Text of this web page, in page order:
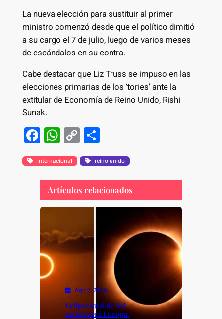
La nueva elección para sustituir al primer
ministro comenzó desde que el político dimitió
a su cargo el 7 de julio, luego de varios meses
de escándalos en su contra.
Cabe destacar que Liz Truss se impuso en las
elecciones primarias de los ‘tories’ ante la
extitular de Economía de Reino Unido, Rishi
Sunak.
F
a
c
e
b
o
o
k
W
h
at
s
A
p
p
C
o
p
y
Li
n
k
S
h
ar
e
internacional reino unido
Artículos relacionados
Ago 7, 2026
Eclipse total de Sol
oscurecerá Europa.